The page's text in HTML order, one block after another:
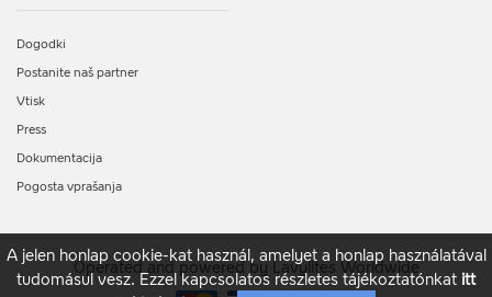
Dogodki
Postanite naš partner
Vtisk
Press
Dokumentacija
Pogosta vprašanja
Operated and powered by Lavylites Worldwide
A jelen honlap cookie-kat használ, amelyet a honlap használatával
tudomásul vesz. Ezzel kapcsolatos részletes tájékoztatónkat itt